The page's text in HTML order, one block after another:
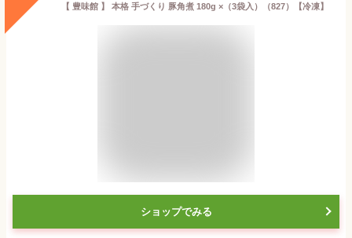
【 豊味館 】 本格 手づくり 豚角煮 180g ×（3袋入）（827）【冷凍】
ショップでみる